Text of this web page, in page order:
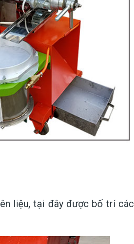
liệu, tại đây được bố trí các